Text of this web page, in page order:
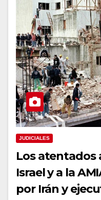
JUDICIALES
Los atentados
Israel y a la
por Irán y